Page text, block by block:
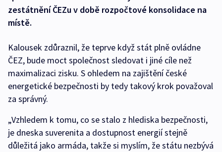
zestátnění ČEZu v době rozpočtové konsolidace na
místě.
Kalousek zdůraznil, že teprve když stát plně ovládne
ČEZ, bude moct společnost sledovat i jiné cíle než
maximalizaci zisku. S ohledem na zajištění české
energetické bezpečnosti by tedy takový krok považoval
za správný.
„Vzhledem k tomu, co se stalo z hlediska bezpečnosti,
je dneska suverenita a dostupnost energií stejně
důležitá jako armáda, takže si myslím, že státu nezbývá